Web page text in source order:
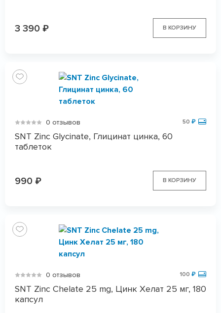
3 390 ₽ В КОРЗИНУ
0 отзывов 50 ₽
SNT Zinc Glycinate, Глицинат цинка, 60
таблеток
990 ₽ В КОРЗИНУ
0 отзывов 100 ₽
SNT Zinc Chelate 25 mg, Цинк Хелат 25 мг, 180
капсул